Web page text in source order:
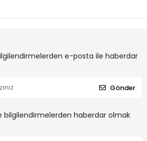
e-posta ile haberdar
Gönder
bilgilendirmelerden haberdar olmak